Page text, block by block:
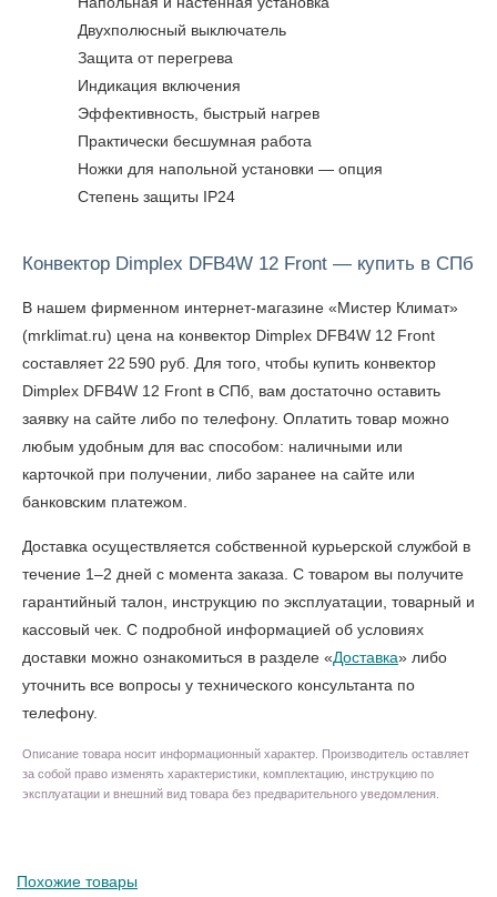
Двухполюсный выключатель
Защита от перегрева
Индикация включения
Эффективность, быстрый нагрев
Практически бесшумная работа
Ножки для напольной установки — опция
Степень защиты IP24
Конвектор Dimplex DFB4W 12 Front — купить в СПб
В нашем фирменном интернет-магазине «Мистер Климат»
(mrklimat.ru) цена на конвектор Dimplex DFB4W 12 Front
составляет 22 590 руб. Для того, чтобы купить конвектор
Dimplex DFB4W 12 Front в СПб , вам достаточно оставить
заявку на сайте либо по телефону. Оплатить товар можно
любым удобным для вас способом: наличными или
карточкой при получении, либо заранее на сайте или
банковским платежом.
Доставка осуществляется собственной курьерской службой в
течение 1–2 дней с момента заказа. С товаром вы получите
гарантийный талон, инструкцию по эксплуатации, товарный и
кассовый чек. С подробной информацией об условиях
доставки можно ознакомиться в разделе «Доставка» либо
уточнить все вопросы у технического консультанта по
телефону.
Описание товара носит информационный характер. Производитель оставляет
за собой право изменять характеристики, комплектацию, инструкцию по
эксплуатации и внешний вид товара без предварительного уведомления.
Похожие товары